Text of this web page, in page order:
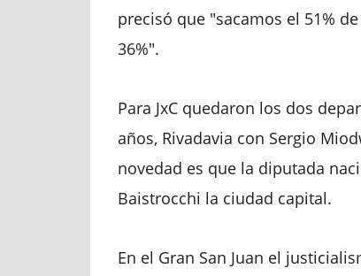
precisó que "sacamos el 51%
36%".
Para JxC quedaron los dos
años, Rivadavia con Sergio
novedad es que la diputada
Baistrocchi la ciudad capital.
En el Gran San Juan el